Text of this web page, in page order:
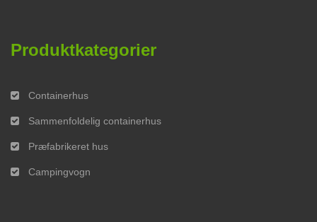
Produktkategorier
Containerhus
Sammenfoldelig containerhus
Præfabrikeret hus
Campingvogn